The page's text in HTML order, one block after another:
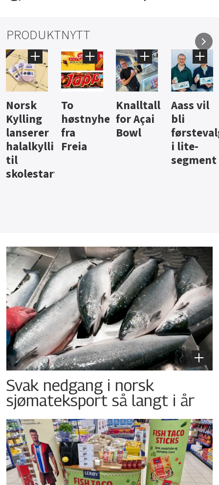
PRODUKTNYTT
Knalltall
for Açai
Bowl
Aass vil
bli
førstevalg
i lite-
Brus og
jus fra
Berentsen
Hard
iste fra
Hansa
Svak nedgang i norsk
sjømateksport så langt i år